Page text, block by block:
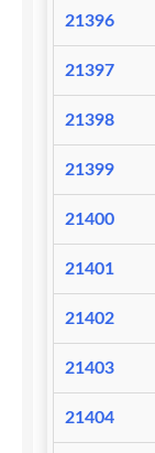
21396
21397
21398
21399
21400
21401
21402
21403
21404